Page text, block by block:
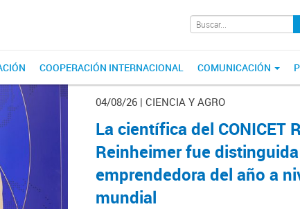
COOPERACIÓN INTERNACIONAL COMUNICACIÓN
04/08/26 | CIENCIA Y AGRO
La científica del CONICET
Reinheimer fue
emprendedora del año a
mundial